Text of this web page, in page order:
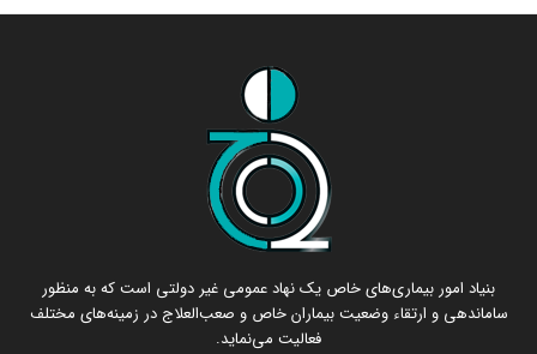
بنیاد امور بیماری‌های خاص یک نهاد عمومی غیر دولتی است که به منظور
ساماندهی و ارتقاء وضعیت بیماران خاص و صعب‌العلاج در زمینه‌های مختلف
فعالیت می‌نماید.